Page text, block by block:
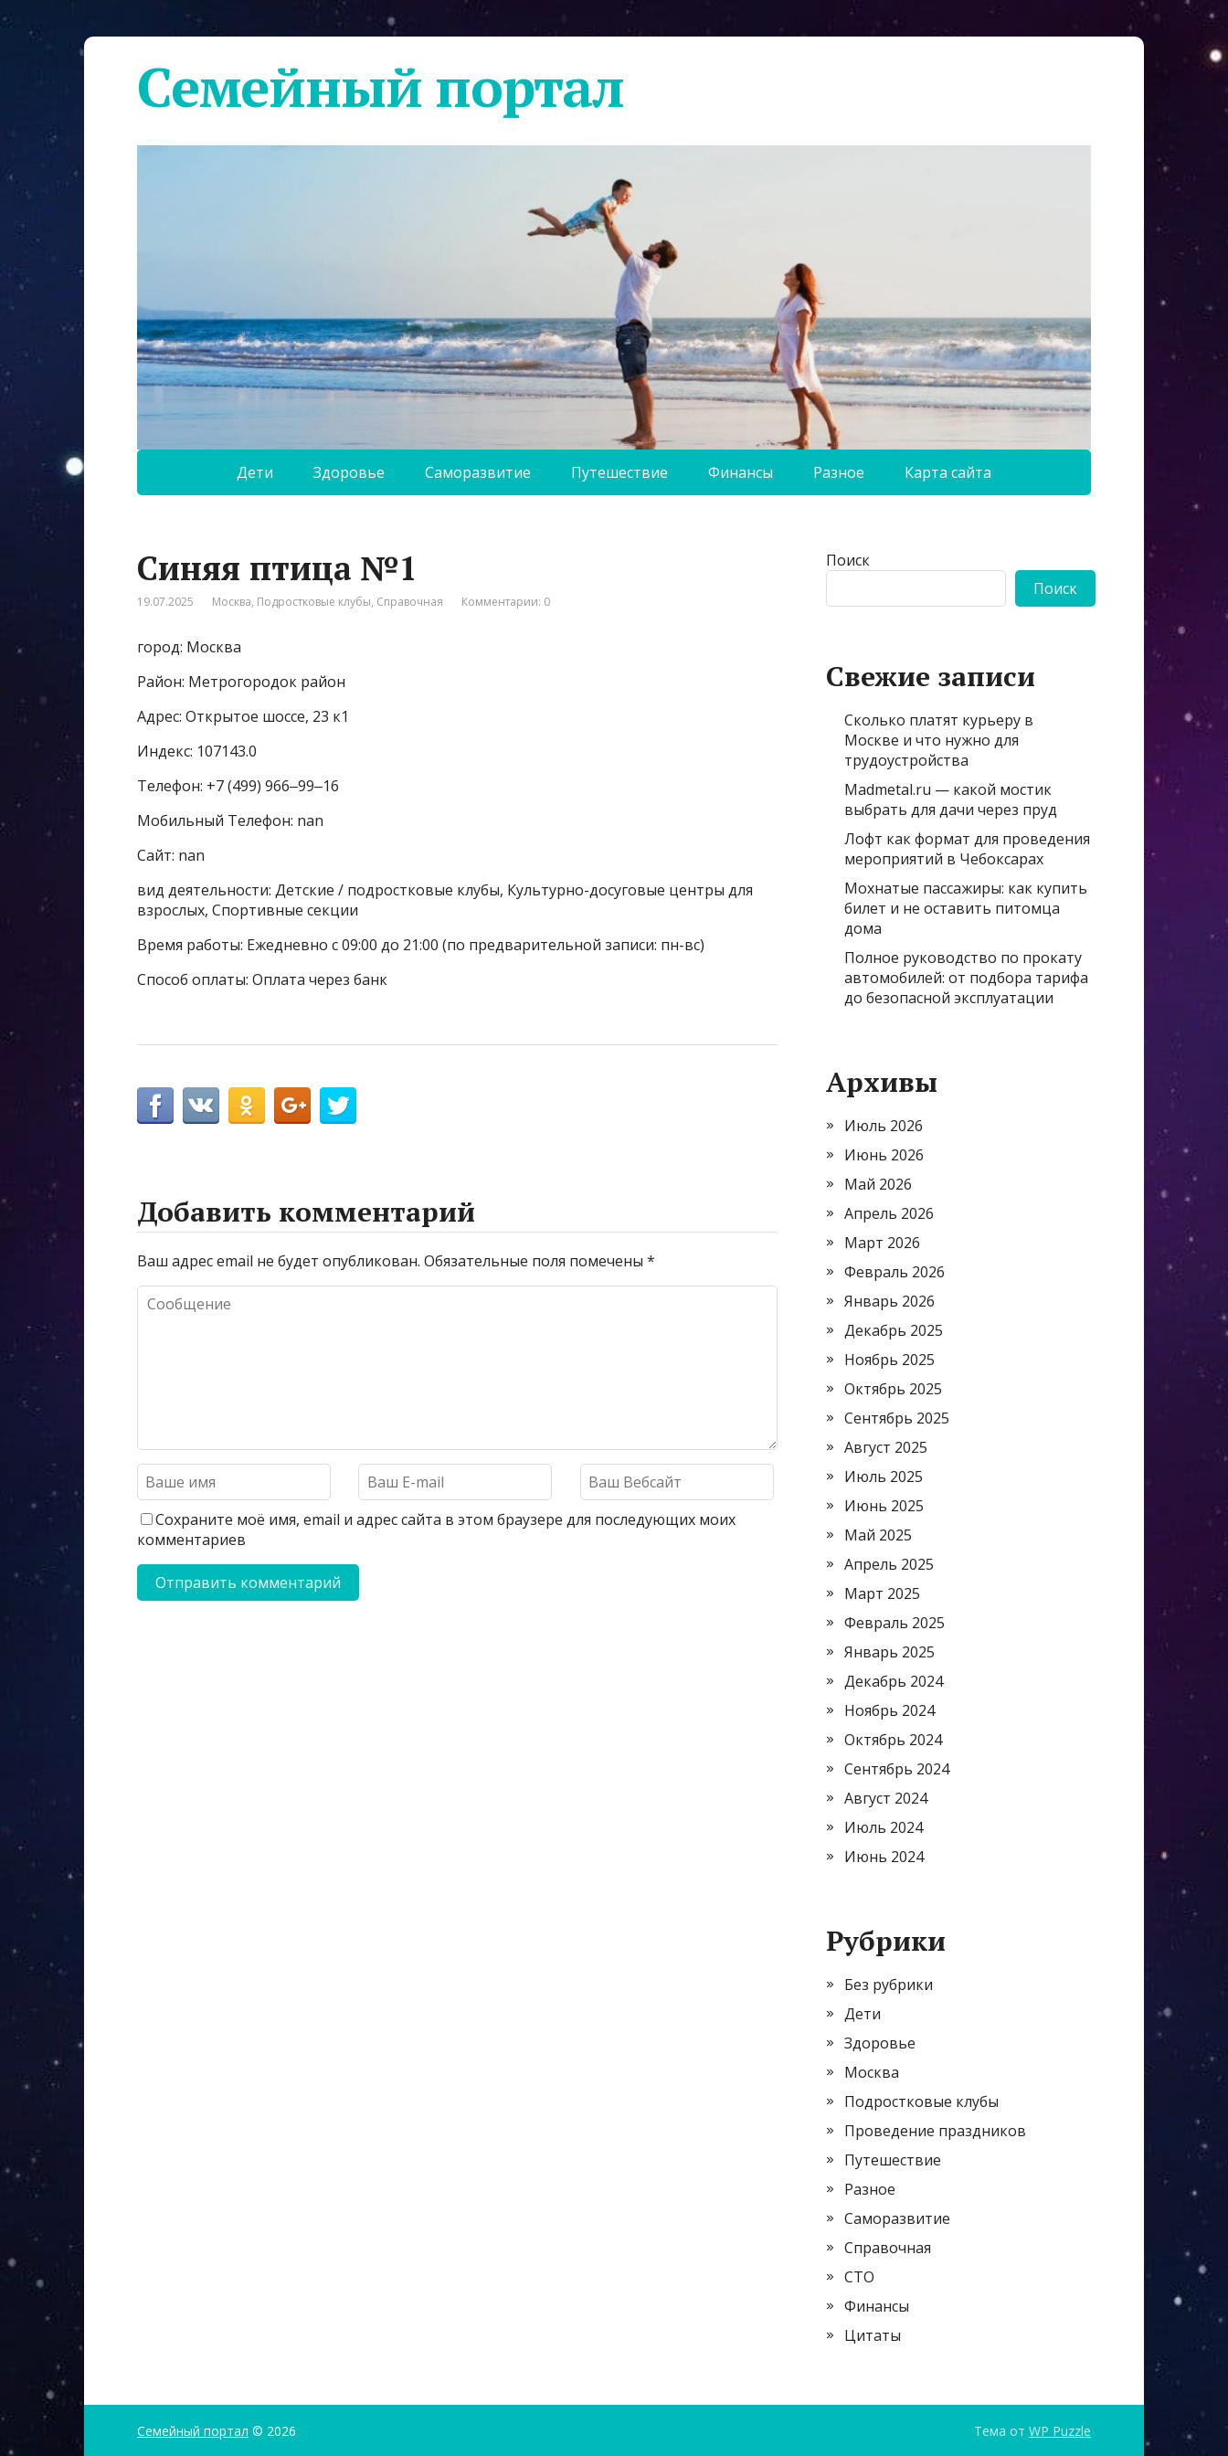
Семейный портал
Дети Здоровье Саморазвитие Путешествие Финансы Разное Карта сайта
Синяя птица №1
19.07.2025 Москва, Подростковые клубы, Справочная Комментарии: 0
город: Москва
Район: Метрогородок район
Адрес: Открытое шоссе, 23 к1
Индекс: 107143.0
Телефон: +7 (499) 966‒99‒16
Мобильный Телефон: nan
Сайт: nan
вид деятельности: Детские / подростковые клубы, Культурно-досуговые центры для
взрослых, Спортивные секции
Время работы: Ежедневно с 09:00 до 21:00 (по предварительной записи: пн-вс)
Способ оплаты: Оплата через банк
Добавить комментарий
Ваш адрес email не будет опубликован. Обязательные поля помечены *
Сохраните моё имя, email и адрес сайта в этом браузере для последующих моих
комментариев
Поиск
Поиск
Свежие записи
Сколько платят курьеру в
Москве и что нужно для
трудоустройства
Madmetal.ru — какой мостик
выбрать для дачи через пруд
Лофт как формат для проведения
мероприятий в Чебоксарах
Мохнатые пассажиры: как купить
билет и не оставить питомца
дома
Полное руководство по прокату
автомобилей: от подбора тарифа
до безопасной эксплуатации
Архивы
Июль 2026
Июнь 2026
Май 2026
Апрель 2026
Март 2026
Февраль 2026
Январь 2026
Декабрь 2025
Ноябрь 2025
Октябрь 2025
Сентябрь 2025
Август 2025
Июль 2025
Июнь 2025
Май 2025
Апрель 2025
Март 2025
Февраль 2025
Январь 2025
Декабрь 2024
Ноябрь 2024
Октябрь 2024
Сентябрь 2024
Август 2024
Июль 2024
Июнь 2024
Рубрики
Без рубрики
Дети
Здоровье
Москва
Подростковые клубы
Проведение праздников
Путешествие
Разное
Саморазвитие
Справочная
СТО
Финансы
Цитаты
Семейный портал © 2026 Тема от WP Puzzle